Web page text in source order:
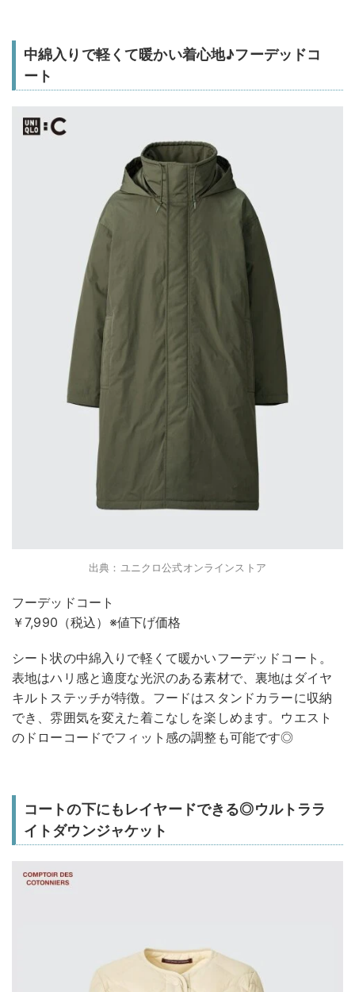
中綿入りで軽くて暖かい着心地♪フーデッドコ
ート
出典：ユニクロ公式オンラインストア
フーデッドコート
￥7,990（税込）※値下げ価格
シート状の中綿入りで軽くて暖かいフーデッドコート。
表地はハリ感と適度な光沢のある素材で、裏地はダイヤ
キルトステッチが特徴。フードはスタンドカラーに収納
でき、雰囲気を変えた着こなしを楽しめます。ウエスト
のドローコードでフィット感の調整も可能です◎
コートの下にもレイヤードできる◎ウルトララ
イトダウンジャケット